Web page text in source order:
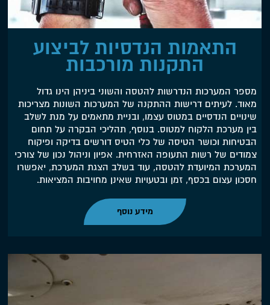
התאמות הנדסיות לביצוע
התקנות מורכבות
מספר המערכות הנדרשות להטסה והשוני ביניהן הינו גדול
מאוד. לעיתים דרישות ההתקנה של המערכות השונות מצריכות
שינויים הנדסיים במטוס עצמו, ובניית מתאמים על מנת לשלב
בין מערכת הלקוח למטוס. בנוסף, תהליכי הבקרה על תחום
הבטיחות וכושר הטיסה של כלי הטיס דורשים בדיקה ופיקוח
צמודים של רשות התעופה האזרחית. אפיון וניהול נכון של צורכי
המערכת המיועדת להטסה, עוד בשלב הצגת המערכת, יאפשרו
חסכון עצום בכסף, זמן ובטעויות שאינן מחויבות המציאות.
מידע נוסף